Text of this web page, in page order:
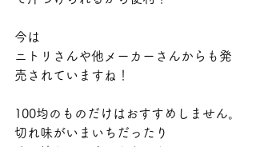
今は
ニトリさんや他メーカーさんからも発
売されていますね！
100均のものだけはおすすめしません。
切れ味がいまいちだったり